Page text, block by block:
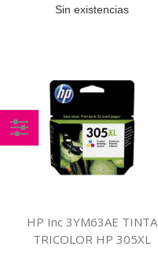
Sin existencias
HP Inc 3YM63AE TINTA
TRICOLOR HP 305XL
Comprar